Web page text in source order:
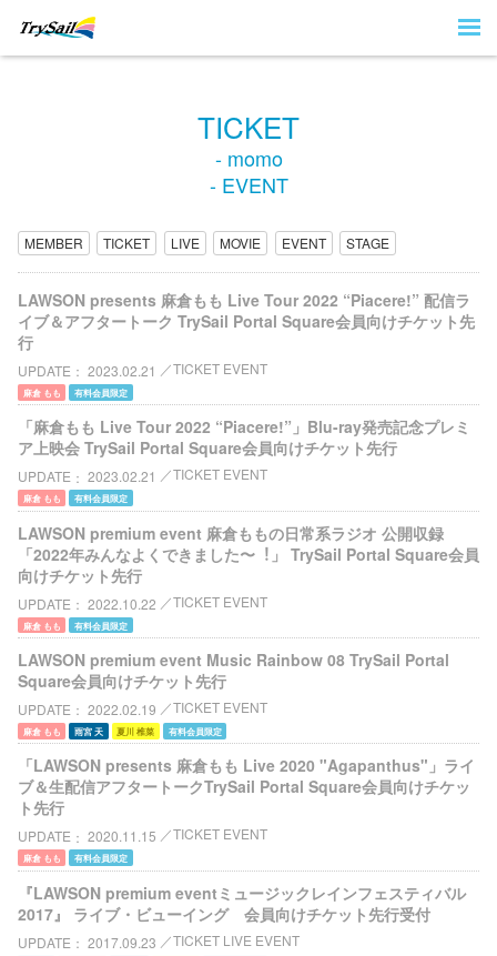
TICKET
- momo
- EVENT
MEMBER TICKET LIVE MOVIE EVENT STAGE
LAWSON presents 麻倉もも Live Tour 2022 “Piacere!” 配信ラ
イブ＆アフタートーク TrySail Portal Square会員向けチケット先
行
UPDATE 2023.02.21 TICKET EVENT
麻倉 もも 有料会員限定
「麻倉もも Live Tour 2022 “Piacere!”」Blu-ray発売記念プレミ
ア上映会 TrySail Portal Square会員向けチケット先行
UPDATE 2023.02.21 TICKET EVENT
麻倉 もも 有料会員限定
LAWSON premium event ⿇倉ももの⽇常系ラジオ 公開収録
「2022年みんなよくできました〜︕」 TrySail Portal Square会員
向けチケット先行
UPDATE 2022.10.22 TICKET EVENT
麻倉 もも 有料会員限定
LAWSON premium event Music Rainbow 08 TrySail Portal
Square会員向けチケット先行
UPDATE 2022.02.19 TICKET EVENT
麻倉 もも 雨宮 天 夏川 椎菜 有料会員限定
「LAWSON presents 麻倉もも Live 2020 "Agapanthus"」ライ
ブ＆生配信アフタートークTrySail Portal Square会員向けチケッ
ト先行
UPDATE 2020.11.15 TICKET EVENT
麻倉 もも 有料会員限定
『LAWSON premium eventミュージックレインフェスティバル
2017』 ライブ・ビューイング 会員向けチケット先行受付
UPDATE 2017.09.23 TICKET LIVE EVENT